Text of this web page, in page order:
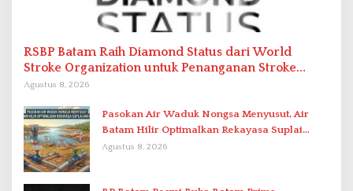
RSBP Batam Raih Diamond Status dari World
Stroke Organization untuk Penanganan Stroke
Berstandar Internasional
Agustus 8, 2026
Pasokan Air Waduk Nongsa Menyusut, Air
Batam Hilir Optimalkan Rekayasa Suplai
Antar-IPAM
Agustus 8, 2026